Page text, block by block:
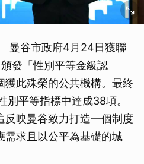
曼谷市政府4月24日獲聯
發「性別平等金級認
獲此殊榮的公共機構。最終
平等指標中達成38項。
反映曼谷致力打造一個制度
需求且以公平為基礎的城